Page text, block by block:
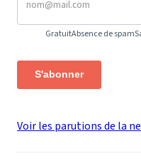
GratuitAbsence de spam
S'abonner
Voir les parutions de la